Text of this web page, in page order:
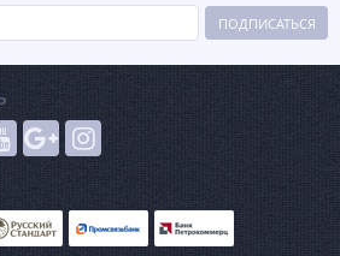
ПОДПИСАТЬСЯ